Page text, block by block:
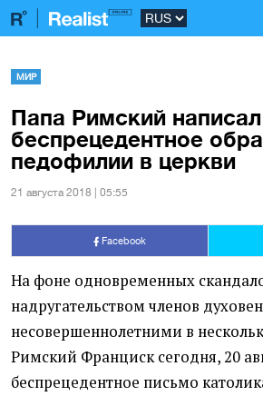
МИР
Папа Римский написал
беспрецедентное
педофилии в церкви
21 августа 2018 | 05:55
Facebook
На фоне одновременных
надругательством членов
несовершеннолетними в
Римский Франциск сегодня, 20
беспрецедентное письмо